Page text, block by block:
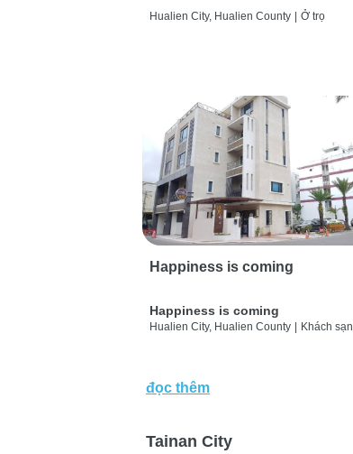
Hualien City, Hualien County | Ở trọ
Happiness is coming
Happiness is coming
Hualien City, Hualien County Khách sạn
đọc thêm
Tainan City